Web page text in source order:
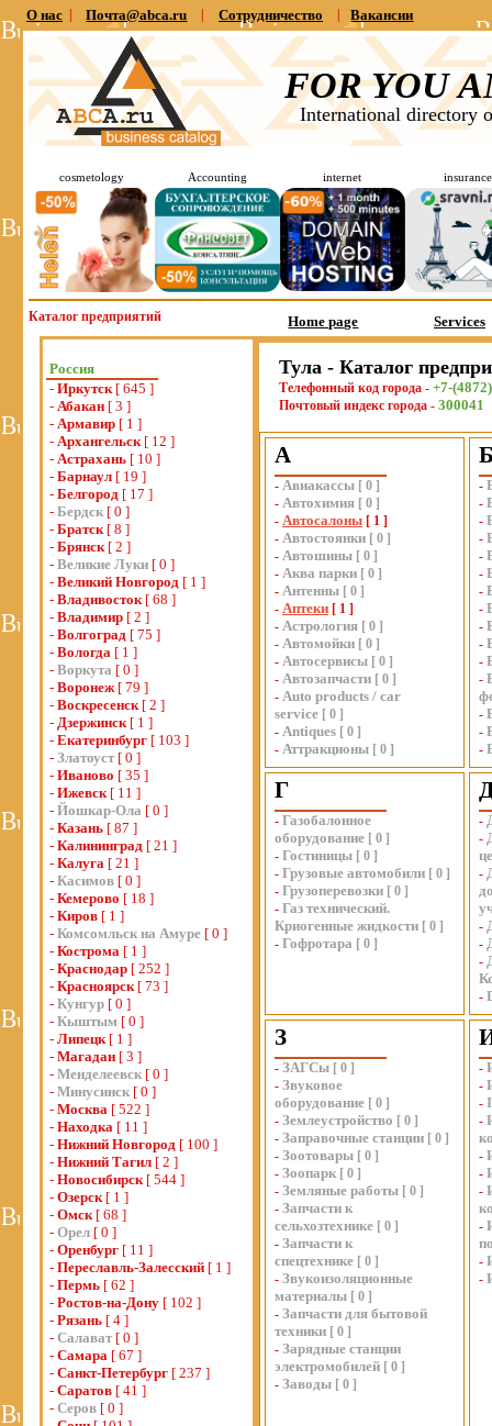
О нас Почта@abca.ru Сотрудничество Вакансии
FOR YOU
International directory
cosmetology Accounting internet insurance
Каталог предприятий Home page Services
Россия
- Иркутск[ 645 ]
- Абакан [ 3 ]
- Армавир [ 1 ]
- Архангельск[ 12 ]
- Астрахань [ 10 ]
- Барнаул [ 19 ]
- Белгород [ 17 ]
- Бердск [ 0 ]
- Братск[ 8 ]
- Брянск[ 2 ]
- Великие Луки [ 0 ]
- Великий Новгород [ 1 ]
- Владивосток[ 68 ]
- Владимир [ 2 ]
- Волгоград [ 75 ]
- Вологда [ 1 ]
- Воркута [ 0 ]
- Воронеж[ 79 ]
- Воскресенск[ 2 ]
- Дзержинск[ 1 ]
- Екатеринбург [ 103 ]
- Златоуст [ 0 ]
- Иваново [ 35 ]
- Ижевск[ 11 ]
- Йошкар-Ола [ 0 ]
- Казань [ 87 ]
- Калининград [ 21 ]
- Калуга [ 21 ]
- Касимов [ 0 ]
- Кемерово [ 18 ]
- Киров [ 1 ]
- Комсомльск на Амуре [ 0 ]
- Кострома [ 1 ]
- Краснодар [ 252 ]
- Красноярск[ 73 ]
- Кунгур [ 0 ]
- Кыштым [ 0 ]
- Липецк[ 1 ]
- Магадан [ 3 ]
- Менделеевск [ 0 ]
- Минусинск [ 0 ]
- Москва [ 522 ]
- Находка [ 11 ]
- Нижний Новгород [ 100 ]
- Нижний Тагил [ 2 ]
- Новосибирск[ 544 ]
- Озерск[ 1 ]
- Омск[ 68 ]
- Орел [ 0 ]
- Оренбург [ 11 ]
- Переславль-Залесский [ 1 ]
- Пермь [ 62 ]
- Ростов-на-Дону [ 102 ]
- Рязань [ 4 ]
- Салават [ 0 ]
- Самара [ 67 ]
- Санкт-Петербург [ 237 ]
- Саратов [ 41 ]
- Серов [ 0 ]
Тула - Каталог
Телефонный код города - +7-
Почтовый индекс города - 300041
А
- Авиакассы [ 0 ]
- Автохимия [ 0 ]
- Автосалоны [ 1 ]
- Автостоянки [ 0 ]
- Автошины [ 0 ]
- Аква парки [ 0 ]
- Антенны [ 0 ]
- Аптеки [ 1 ]
- Астрология [ 0 ]
- Автомойки [ 0 ]
- Автосервисы [ 0 ]
- Автозапчасти [ 0 ]
- Auto products / car
service [ 0 ]
- Antiques [ 0 ]
- Аттракционы [ 0 ]
-
-
-
-
-
-
-
-
-
-
-
-
-
-
-
Г
- Газобалонное
оборудование [ 0 ]
- Гостиницы [ 0 ]
- Грузовые автомобили [ 0 ]
- Грузоперевозки [ 0 ]
- Газ технический.
Криогенные жидкости [ 0 ]
- Гофротара [ 0 ]
-
-
-
-
-
-
-
З
- ЗАГСы [ 0 ]
- Звуковое
оборудование [ 0 ]
- Землеустройство [ 0 ]
- Заправочные станции [ 0 ]
- Зоотовары [ 0 ]
- Зоопарк [ 0 ]
- Земляные работы [ 0 ]
- Запчасти к
сельхозтехнике [ 0 ]
- Запчасти к
спецтехнике [ 0 ]
- Звукоизоляционные
материалы [ 0 ]
- Запчасти для бытовой
техники [ 0 ]
- Зарядные станции
электромобилей [ 0 ]
- Заводы [ 0 ]
-
-
-
-
-
-
-
-
-
-